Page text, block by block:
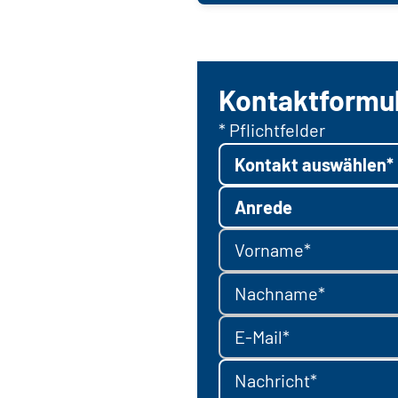
* Pflichtfelder
Kontakt auswählen*
Anrede
Vorname*
Nachname*
E-Mail*
Nachricht*